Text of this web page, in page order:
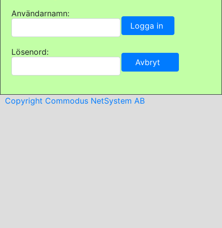
Användarnamn:
Lösenord:
Copyright Commodus NetSystem AB